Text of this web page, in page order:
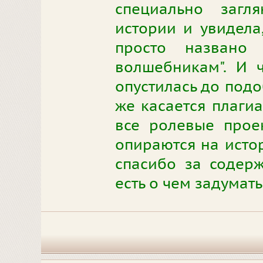
специально
истории и
просто
волшебникам". И
опустилась до
же касается
все ролевые
опираются на
спасибо за
есть о чем